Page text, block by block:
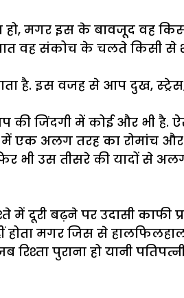
हो, मगर इस के बावजूद वह
वह संकोच के चलते किसी से
है. इस वजह से आप दुख,
की जिंदगी में कोई और भी है.
में एक अलग तरह का रोमांच
उस तीसरे की यादों से अलग
दूरी बढ़ने पर उदासी काफी
मगर जिस से हालफिलहाल
पुराना हो यानी